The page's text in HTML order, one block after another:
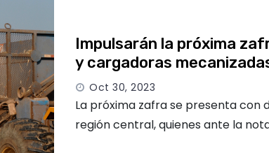
Impulsarán la próxima
y cargadoras
Oct 30, 2023
La próxima zafra se presenta con
región central, quienes ante la